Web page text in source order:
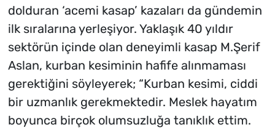
dolduran ‘acemi kasap’ kazaları da gündemin
ilk sıralarına yerleşiyor. Yaklaşık 40 yıldır
sektörün içinde olan deneyimli kasap M.Şerif
Aslan, kurban kesiminin hafife alınmaması
gerektiğini söyleyerek; “Kurban kesimi, ciddi
bir uzmanlık gerekmektedir. Meslek hayatım
boyunca birçok olumsuzluğa tanıklık ettim.